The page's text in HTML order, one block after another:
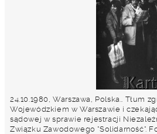
24.10.1980, Warszawa, Polska.. Tłum
Wojewódzkiem w Warszawie i
sądowej w sprawie rejestracji
Związku Zawodowego "Solidarność".